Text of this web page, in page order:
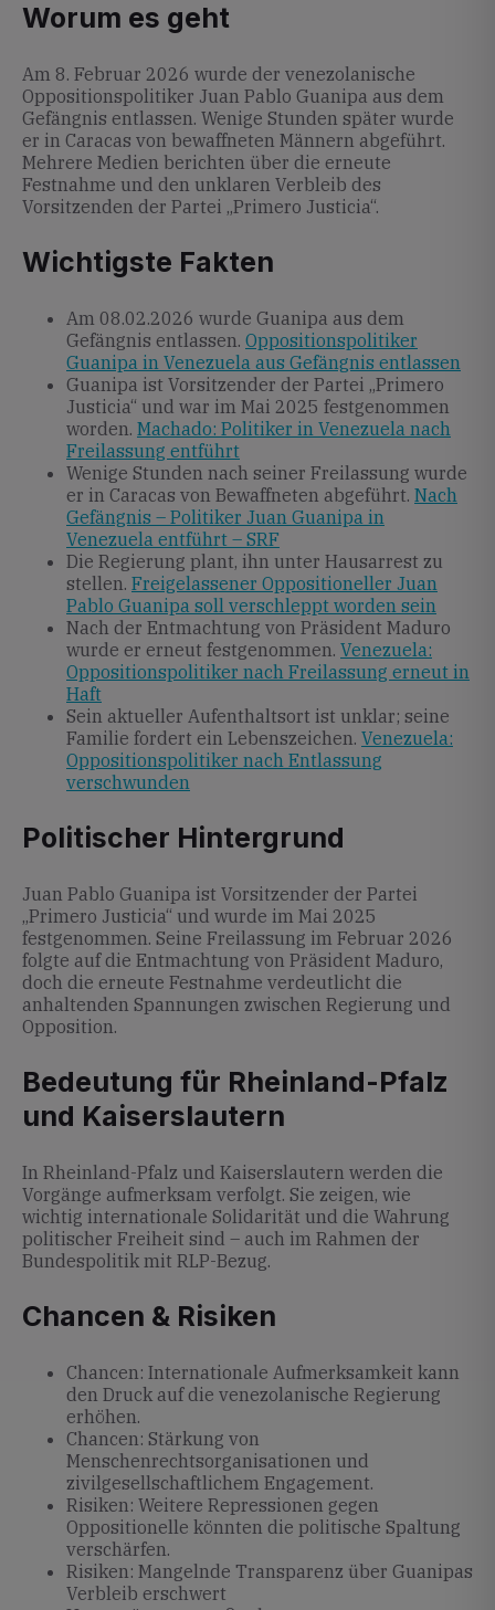
Worum es geht
Am 8. Februar 2026 wurde der venezolanische
Oppositionspolitiker Juan Pablo Guanipa aus dem
Gefängnis entlassen. Wenige Stunden später wurde
er in Caracas von bewaffneten Männern abgeführt.
Mehrere Medien berichten über die erneute
Festnahme und den unklaren Verbleib des
Vorsitzenden der Partei „Primero Justicia“.
Wichtigste Fakten
Am 08.02.2026 wurde Guanipa aus dem
Gefängnis entlassen. Oppositionspolitiker
Guanipa in Venezuela aus Gefängnis entlassen
Guanipa ist Vorsitzender der Partei „Primero
Justicia“ und war im Mai 2025 festgenommen
worden. Machado: Politiker in Venezuela nach
Freilassung entführt
Wenige Stunden nach seiner Freilassung wurde
er in Caracas von Bewaffneten abgeführt. Nach
Gefängnis – Politiker Juan Guanipa in
Venezuela entführt – SRF
Die Regierung plant, ihn unter Hausarrest zu
stellen. Freigelassener Oppositioneller Juan
Pablo Guanipa soll verschleppt worden sein
Nach der Entmachtung von Präsident Maduro
wurde er erneut festgenommen. Venezuela:
Oppositionspolitiker nach Freilassung erneut in
Haft
Sein aktueller Aufenthaltsort ist unklar; seine
Familie fordert ein Lebenszeichen. Venezuela:
Oppositionspolitiker nach Entlassung
verschwunden
Politischer Hintergrund
Juan Pablo Guanipa ist Vorsitzender der Partei
„Primero Justicia“ und wurde im Mai 2025
festgenommen. Seine Freilassung im Februar 2026
folgte auf die Entmachtung von Präsident Maduro,
doch die erneute Festnahme verdeutlicht die
anhaltenden Spannungen zwischen Regierung und
Opposition.
Bedeutung für Rheinland-Pfalz
und Kaiserslautern
In Rheinland-Pfalz und Kaiserslautern werden die
Vorgänge aufmerksam verfolgt. Sie zeigen, wie
wichtig internationale Solidarität und die Wahrung
politischer Freiheit sind – auch im Rahmen der
Bundespolitik mit RLP-Bezug.
Chancen & Risiken
Chancen: Internationale Aufmerksamkeit kann
den Druck auf die venezolanische Regierung
erhöhen.
Chancen: Stärkung von
Menschenrechtsorganisationen und
zivilgesellschaftlichem Engagement.
Risiken: Weitere Repressionen gegen
Oppositionelle könnten die politische Spaltung
verschärfen.
Risiken: Mangelnde Transparenz über Guanipas
Verbleib erschwert